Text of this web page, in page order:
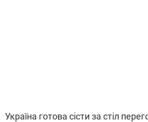
Україна готова сісти за стіл